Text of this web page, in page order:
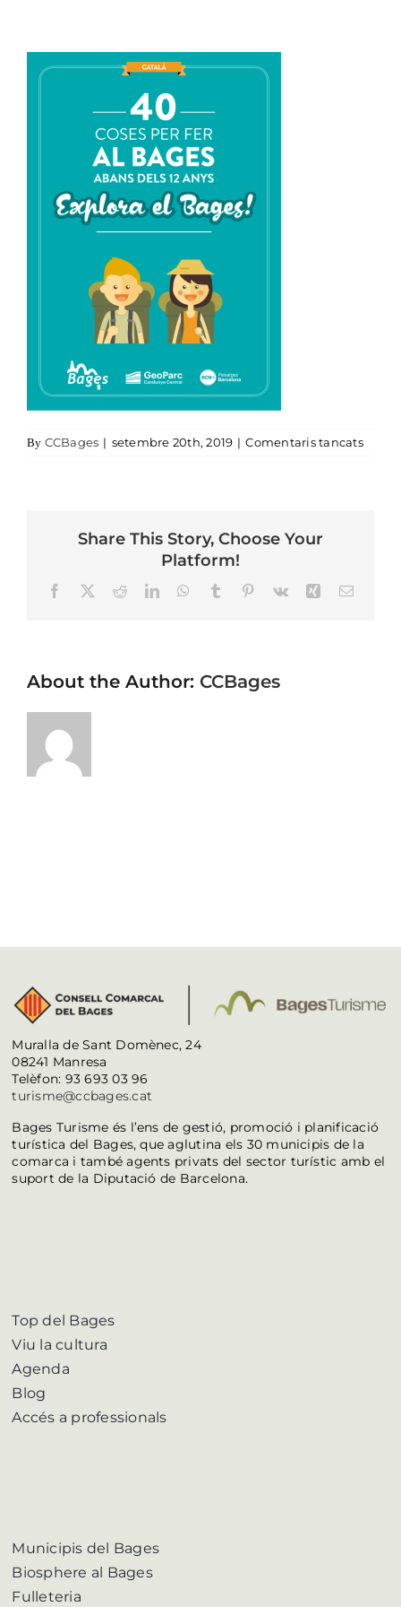
By CCBages | setembre 20th, 2019 | Comentaris tancatsa 06.
Share This Story, Choose Your
Platform!
FacebookRedditLinkedInWhatsApp
TumblrPinterest
Vk XingEmail
About the Author: CCBages
Muralla de Sant Domènec, 24
08241 Manresa
Telèfon: 93 693 03 96
turisme@ccbages.cat
Bages Turisme és l’ens de gestió, promoció i planificació
turística del Bages, que aglutina els 30 municipis de la
comarca i també agents privats del sector turístic amb el
suport de la Diputació de Barcelona.
Top del Bages
Viu la cultura
Agenda
Blog
Accés a professionals
Municipis del Bages
Biosphere al Bages
Fulleteria